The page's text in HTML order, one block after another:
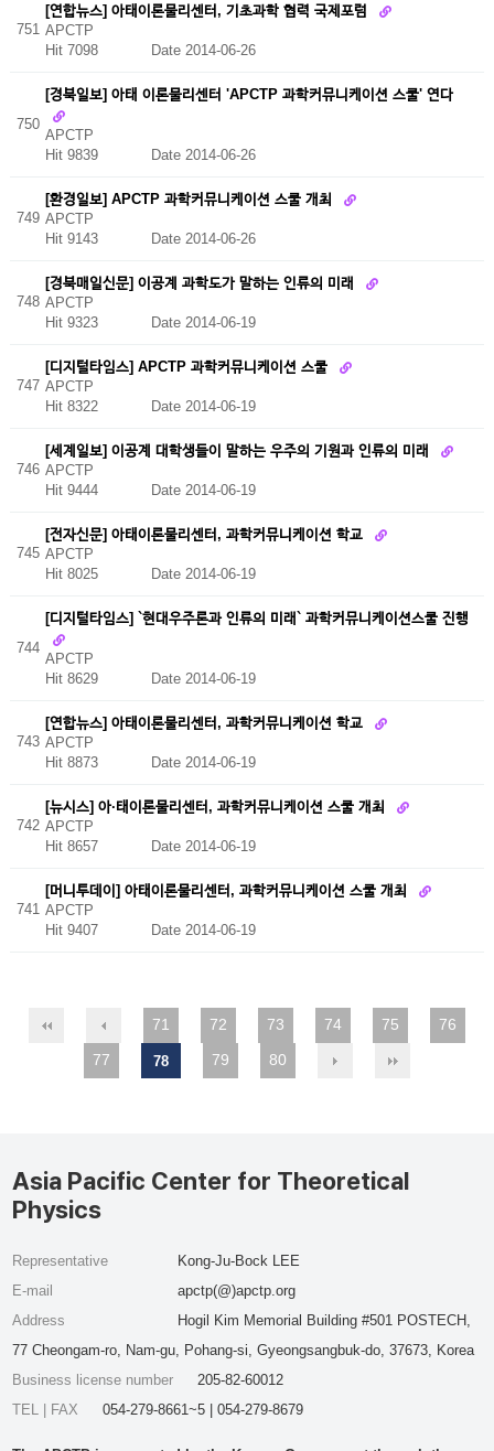
751
[연합뉴스] 아태이론물리센터, 기초과학 협력 국제포럼
APCTP
Hit 7098
Date 2014-06-26
750
[경북일보] 아태 이론물리센터 'APCTP 과학커뮤니케이션 스쿨' 연다
APCTP
Hit 9839 Date 2014-06-26
749
[환경일보] APCTP 과학커뮤니케이션 스쿨 개최
APCTP
Hit 9143
Date 2014-06-26
748
[경북매일신문] 이공계 과학도가 말하는 인류의 미래
APCTP
Hit 9323
Date 2014-06-19
747
[디지털타임스] APCTP 과학커뮤니케이션 스쿨
APCTP
Hit 8322
Date 2014-06-19
746
[세계일보] 이공계 대학생들이 말하는 우주의 기원과 인류의 미래
APCTP
Hit 9444
Date 2014-06-19
745
[전자신문] 아태이론물리센터, 과학커뮤니케이션 학교
APCTP
Hit 8025
Date 2014-06-19
744
[디지털타임스] `현대우주론과 인류의 미래` 과학커뮤니케이션스쿨 진행
APCTP
Hit 8629 Date 2014-06-19
743
[연합뉴스] 아태이론물리센터, 과학커뮤니케이션 학교
APCTP
Hit 8873
Date 2014-06-19
742
[뉴시스] 아·태이론물리센터, 과학커뮤니케이션 스쿨 개최
APCTP
Hit 8657
Date 2014-06-19
741
[머니투데이] 아태이론물리센터, 과학커뮤니케이션 스쿨 개최
APCTP
Hit 9407
Date 2014-06-19
71 72 73 74 75
76
77
78 79 80
Asia Pacific Center for Theoretical
Physics
Representative
Kong-Ju-Bock LEE
E-mail
apctp(@)apctp.org
Address
Hogil Kim Memorial Building #501 POSTECH,
77 Cheongam-ro, Nam-gu, Pohang-si, Gyeongsangbuk-do, 37673, Korea
Business license number
205-82-60012
TEL | FAX
054-279-8661~5 | 054-279-8679